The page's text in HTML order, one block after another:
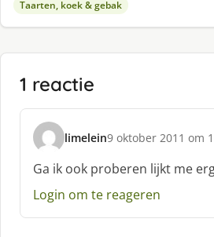
Taarten, koek & gebak
1 reactie
limelein
s
c
h
r
9 oktober 2011 om
Ga ik ook proberen lijkt me
Login om te reageren